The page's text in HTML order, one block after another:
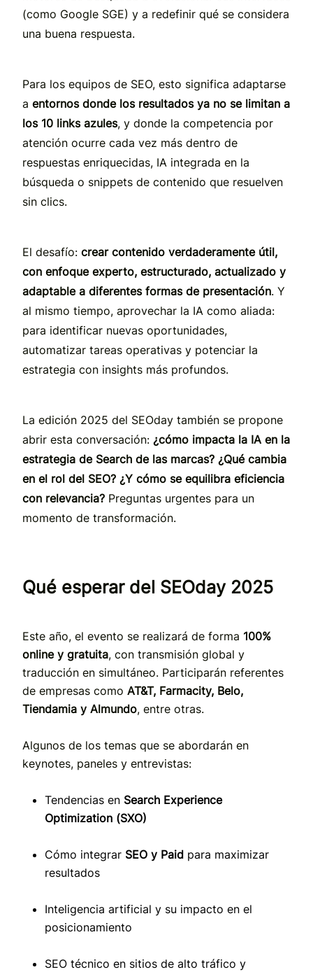
(como Google SGE) y a redefinir qué se considera
una buena respuesta.
Para los equipos de SEO, esto significa adaptarse
a entornos donde los resultados ya no se limitan a
los 10 links azules, y donde la competencia por
atención ocurre cada vez más dentro de
respuestas enriquecidas, IA integrada en la
búsqueda o snippets de contenido que resuelven
sin clics.
El desafío: crear contenido verdaderamente útil,
con enfoque experto, estructurado, actualizado y
adaptable a diferentes formas de presentación. Y
al mismo tiempo, aprovechar la IA como aliada:
para identificar nuevas oportunidades,
automatizar tareas operativas y potenciar la
estrategia con insights más profundos.
La edición 2025 del SEOday también se propone
abrir esta conversación: ¿cómo impacta la IA en la
estrategia de Search de las marcas? ¿Qué cambia
en el rol del SEO? ¿Y cómo se equilibra eficiencia
con relevancia? Preguntas urgentes para un
momento de transformación.
Qué esperar del SEOday 2025
Este año, el evento se realizará de forma 100%
online y gratuita, con transmisión global y
traducción en simultáneo. Participarán referentes
de empresas como AT&T, Farmacity, Belo,
Tiendamia y Almundo, entre otras.
Algunos de los temas que se abordarán en
keynotes, paneles y entrevistas:
Tendencias en Search Experience
Optimization (SXO)
Cómo integrar SEO y Paid para maximizar
resultados
Inteligencia artificial y su impacto en el
posicionamiento
SEO técnico en sitios de alto tráfico y